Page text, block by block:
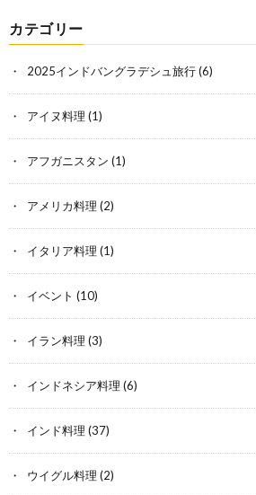
カテゴリー
2025インドバングラデシュ旅行(6)
アイヌ料理 (1)
アフガニスタン (1)
アメリカ料理 (2)
イタリア料理 (1)
イベント (10)
イラン料理 (3)
インドネシア料理 (6)
インド料理 (37)
ウイグル料理 (2)